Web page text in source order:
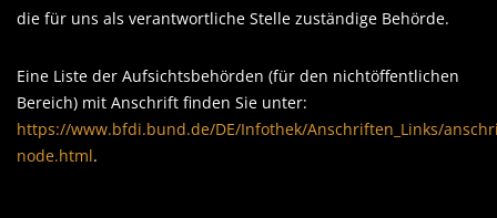
die für uns als verantwortliche Stelle zuständige Behörde.
Eine Liste der Aufsichtsbehörden (für den nichtöffentlichen
Bereich) mit Anschrift finden Sie unter:
https://www.bfdi.bund.de/DE/Infothek/Anschriften_Links/
node.html.